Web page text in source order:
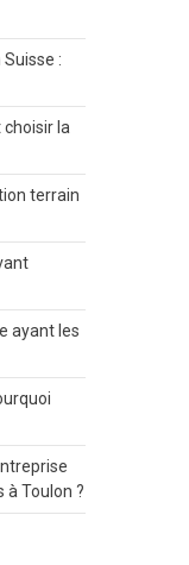
:
choisir la
terrain
ayant les
Toulon ?